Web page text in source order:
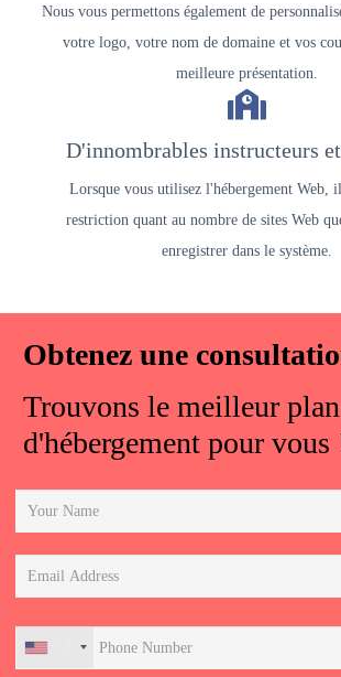
Nous vous permettons également de
votre logo, votre nom de domaine et vos
meilleure présentation.
D'innombrables instructeurs
Lorsque vous utilisez l'hébergement Web,
restriction quant au nombre de sites Web
enregistrer dans le système.
Obtenez une
Trouvons le meilleur plan
d'hébergement pour vous